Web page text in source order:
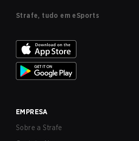
Strafe, tudo em eSports
EMPRESA
Sobre a Strafe